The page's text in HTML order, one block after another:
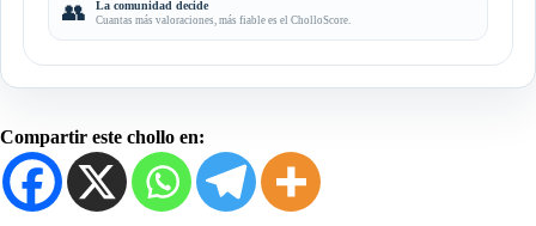
👥 La comunidad decide
Cuantas más valoraciones, más fiable es el CholloScore.
Compartir este chollo en: